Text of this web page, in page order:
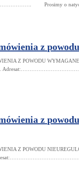
Prosimy o
z
Z POWODU
z
Z POWODU